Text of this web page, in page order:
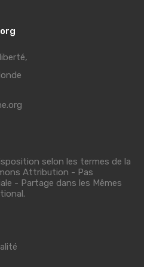
selon les termes de la
Attribution - Pas
- Partage dans les Mêmes
.